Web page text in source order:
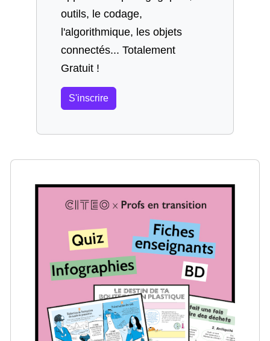
outils, le codage,
l'algorithmique, les objets
connectés... Totalement
Gratuit !
S'inscrire